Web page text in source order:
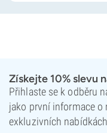
Získejte 10% slevu
Přihlaste se k odběru
jako první informace
exkluzivních